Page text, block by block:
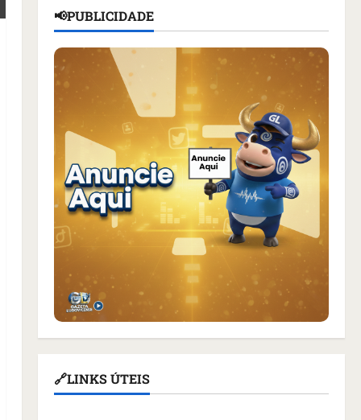
📢PUBLICIDADE
🔗LINKS ÚTEIS